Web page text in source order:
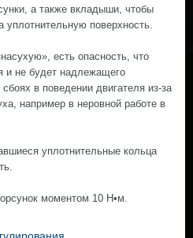
а также вкладыши, чтобы
уплотнительную поверхность.
есть опасность, что
и не будет надлежащего
в поведении двигателя из-за
например в неровной работе в
уплотнительные кольца
моментом 10 Н•м.